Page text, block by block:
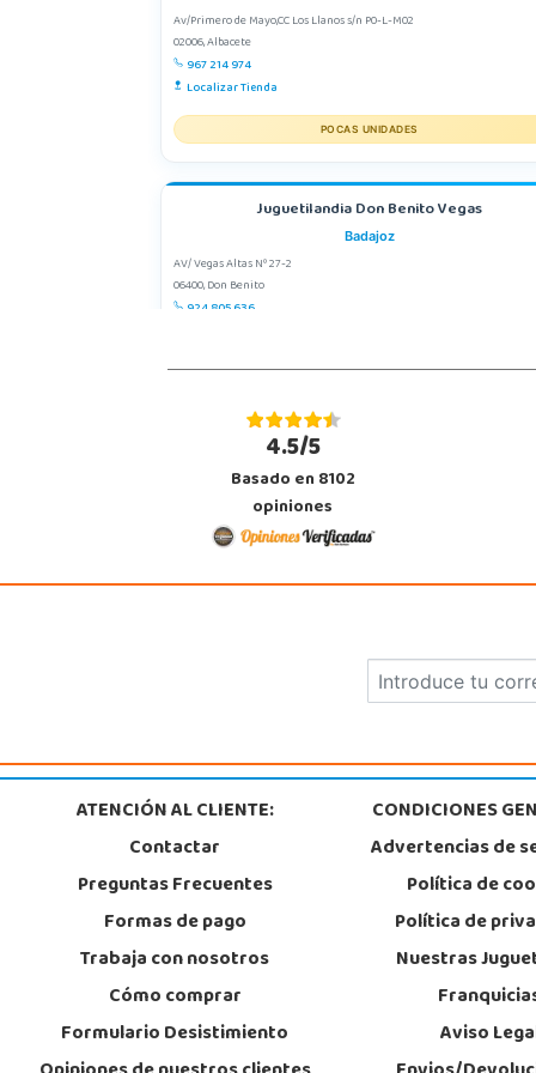
Av/Primero de Mayo,CC Los Llanos s/n P0-L-M02
02006, Albacete
967 214 974
Localizar Tienda
POCAS UNIDADES
Juguetilandia Don Benito Vegas
Badajoz
AV/ Vegas Altas Nº 27-2
06400, Don Benito
924 805 636
POCAS UNIDADES
Juguetilandia Mérida
Badajoz
Jose Saramago de Sousa, 25
06800, Mérida
924 371 284
Juguetilandia Pulianas
C/ Luis Buñuel, s/n, Parque Comercial Kinepolis
18197, Pulianas
958 153 613
Juguetilandia Xátiva
Centro Comercial Plaza Mayor, nivel 0, local 23
46800, Xátiva
4.5/5
Basado en 8102
opiniones
ATENCIÓN AL CLIENTE:
Contactar
Preguntas Frecuentes
Formas de pago
Trabaja con nosotros
Cómo comprar
Formulario Desistimiento
CONDICIONES
Advertencias de
Política de
Política de
Nuestras
Aviso